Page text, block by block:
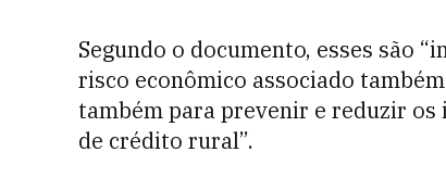
Segundo o documento, esses são
risco econômico associado
também para prevenir e reduzir os
de crédito rural”.